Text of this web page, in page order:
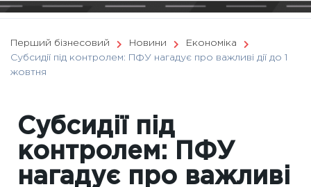
Перший бізнесовий Новини
Економіка
Субсидії під контролем: ПФУ нагадує про важливі дії до 1
жовтня
Субсидії під
контролем: ПФУ
нагадує про важливі